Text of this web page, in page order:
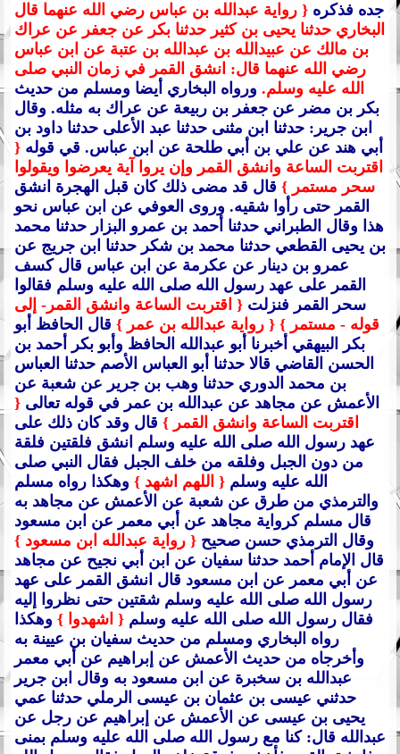
جده فذكره { رواية عبدالله بن عباس رضي الله عنهما قال
البخاري حدثنا يحيى بن كثير حدثنا بكر عن جعفر عن عراك
بن مالك عن عبيدالله بن عبدالله بن عتبة عن ابن عباس
رضي الله عنهما قال: انشق القمر في زمان النبي صلى
الله عليه وسلم. ورواه البخاري أيضا ومسلم من حديث
بكر بن مضر عن جعفر بن ربيعة عن عراك به مثله. وقال
ابن جرير: حدثنا ابن مثنى حدثنا عبد الأعلى حدثنا داود بن
أبي هند عن علي بن أبي طلحة عن ابن عباس. قي قوله {
اقتربت الساعة وانشق القمر وإن يروا آية يعرضوا ويقولوا
سحر مستمر } قال قد مضى ذلك كان قبل الهجرة انشق
القمر حتى رأوا شقيه. وروى العوفي عن ابن عباس نحو
هذا وقال الطبراني حدثنا أحمد بن عمرو البزار حدثنا محمد
بن يحيى القطعي حدثنا محمد بن شكر حدثنا ابن جريج عن
عمرو بن دينار عن عكرمة عن ابن عباس قال كسف
القمر على عهد رسول الله صلى الله عليه وسلم فقالوا
سحر القمر فنزلت { اقتربت الساعة وانشق القمر- إلى
قوله - مستمر } { رواية عبدالله بن عمر } قال الحافظ أبو
بكر البيهقي أخبرنا أبو عبدالله الحافظ وأبو بكر أحمد بن
الحسن القاضي قالا حدثنا أبو العباس الأصم حدثنا العباس
بن محمد الدوري حدثنا وهب بن جرير عن شعبة عن
الأعمش عن مجاهد عن عبدالله بن عمر في قوله تعالى {
اقتربت الساعة وانشق القمر } قال وقد كان ذلك على
عهد رسول الله صلى الله عليه وسلم انشق فلقتين فلقة
من دون الجبل وفلقه من خلف الجبل فقال النبي صلى
الله عليه وسلم { اللهم اشهد } وهكذا رواه مسلم
والترمذي من طرق عن شعبة عن الأعمش عن مجاهد به
قال مسلم كرواية مجاهد عن أبي معمر عن ابن مسعود
وقال الترمذي حسن صحيح { رواية عبدالله ابن مسعود }
قال الإمام أحمد حدثنا سفيان عن ابن أبي نجيح عن مجاهد
عن أبي معمر عن ابن مسعود قال انشق القمر على عهد
رسول الله صلى الله عليه وسلم شقتين حتى نظروا إليه
فقال رسول الله صلى الله عليه وسلم { اشهدوا } وهكذا
رواه البخاري ومسلم من حديث سفيان بن عيينة به
وأخرجاه من حديث الأعمش عن إبراهيم عن أبي معمر
عبدالله بن سخبرة عن ابن مسعود به وقال ابن جرير
حدثني عيسى بن عثمان بن عيسى الرملي حدثنا عمي
يحيى بن عيسى عن الأعمش عن إبراهيم عن رجل عن
عبدالله قال: كنا مع رسول الله صلى الله عليه وسلم بمنى